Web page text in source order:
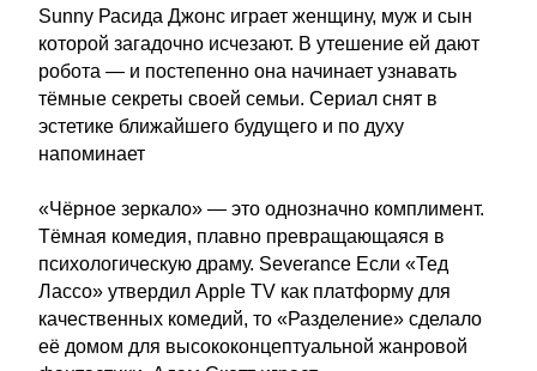
Sunny Расида Джонс играет женщину, муж и сын
которой загадочно исчезают. В утешение ей дают
робота — и постепенно она начинает узнавать
тёмные секреты своей семьи. Сериал снят в
эстетике ближайшего будущего и по духу
напоминает
«Чёрное зеркало» — это однозначно комплимент.
Тёмная комедия, плавно превращающаяся в
психологическую драму. Severance Если «Тед
Лассо» утвердил Apple TV как платформу для
качественных комедий, то «Разделение» сделало
её домом для высококонцептуальной жанровой